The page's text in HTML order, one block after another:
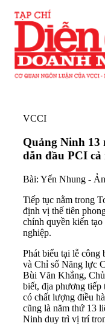
VCCI
Quảng Ninh 13
dẫn đầu PCI cả
Bài: Yến Nhung -
Tiếp tục nằm trong
định vị thế tiên
chính quyền kiến
nghiệp.
Phát biểu tại lễ
và Chỉ số Năng lực
Bùi Văn Khắng,
biết, địa phương tiếp
có chất lượng điều
cũng là năm thứ 13
Ninh duy trì vị trí